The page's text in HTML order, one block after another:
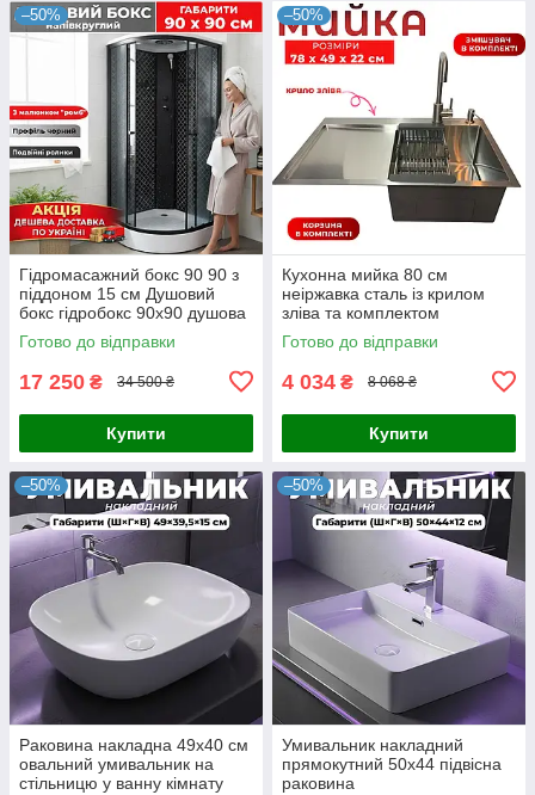
–50%
Гідромасажний бокс 90 90 з
піддоном 15 см Душовий
бокс гідробокс 90х90 душова
кабіна чорний профіль
піддон низький
Готово до відправки
17 250 ₴ 34 500 ₴
Купити
–50%
Кухонна мийка 80 см
неіржавка сталь із крилом
зліва та комплектом
аксесуарів і змішувачем
Готово до відправки
4 034 ₴ 8 068 ₴
Купити
–50%
Раковина накладна 49х40 см
овальний умивальник на
стільницю у ванну кімнату
–50%
Умивальник накладний
прямокутний 50х44 підвісна
раковина